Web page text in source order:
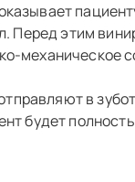
Перед этим
механическое
в
будет